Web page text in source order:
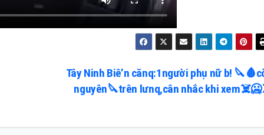
Tây Ninh Biê’n cănq:1người phụ nữ b!
nguyên🔪trên lưnq,cân nhắc khi xem☠️🥶